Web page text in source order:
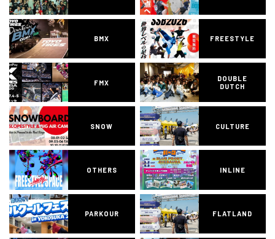
BMX FREESTYLE
FMX
DOUBLE
DUTCH
SNOW CULTURE
OTHERS INLINE
PARKOUR FLATLAND